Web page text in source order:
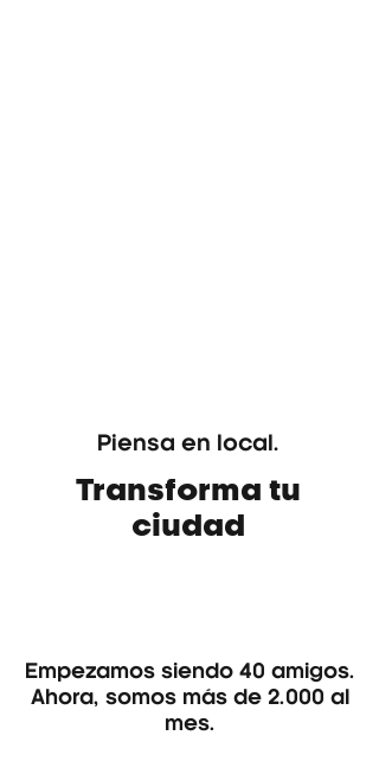
Piensa en local.
Transforma tu
ciudad
Empezamos siendo 40 amigos.
Ahora, somos más de 2.000 al
mes.